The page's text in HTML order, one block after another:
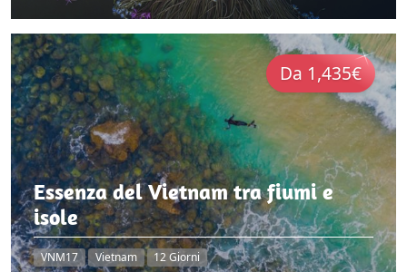
Da 1,435€
Essenza del Vietnam tra fiumi e
isole
VNM17 Vietnam 12 Giorni